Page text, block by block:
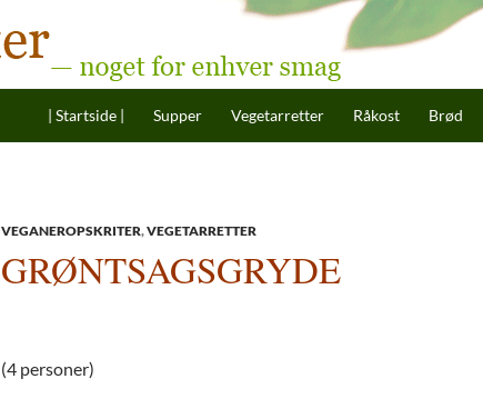
| Startside |
Supper Vegetarretter Råkost Brød
VEGANEROPSKRITER,VEGETARRETTER
GRØNTSAGSGRYDE
(4 personer)